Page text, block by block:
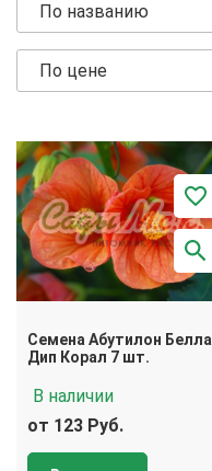
По названию
По цене
Семена Абутилон Белла
Дип Корал 7 шт.
В наличии
от 123 Руб.